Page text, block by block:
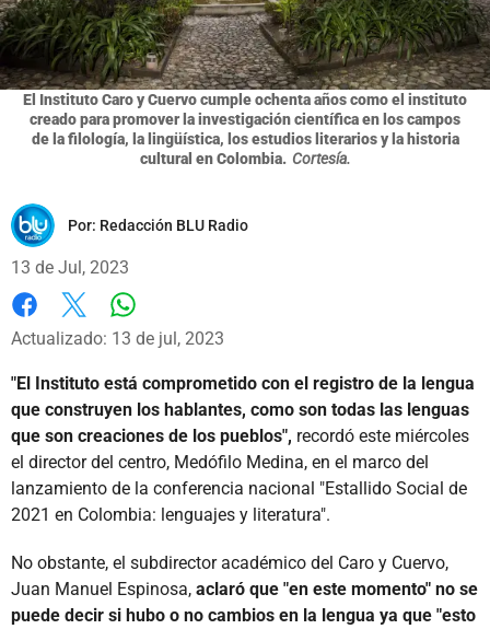
El Instituto Caro y Cuervo cumple ochenta años como el instituto
creado para promover la investigación científica en los campos
de la filología, la lingüística, los estudios literarios y la historia
cultural en Colombia. Cortesía.
Por: Redacción BLU Radio
13 de Jul, 2023
Facebook
X
Actualizado: 13 de jul, 2023
"El Instituto está comprometido con el registro de la lengua
que construyen los hablantes, como son todas las lenguas
que son creaciones de los pueblos", recordó este miércoles
el director del centro, Medófilo Medina, en el marco del
lanzamiento de la conferencia nacional "Estallido Social de
2021 en Colombia: lenguajes y literatura".
No obstante, el subdirector académico del Caro y Cuervo,
Juan Manuel Espinosa, aclaró que "en este momento" no se
puede decir si hubo o no cambios en la lengua ya que "esto